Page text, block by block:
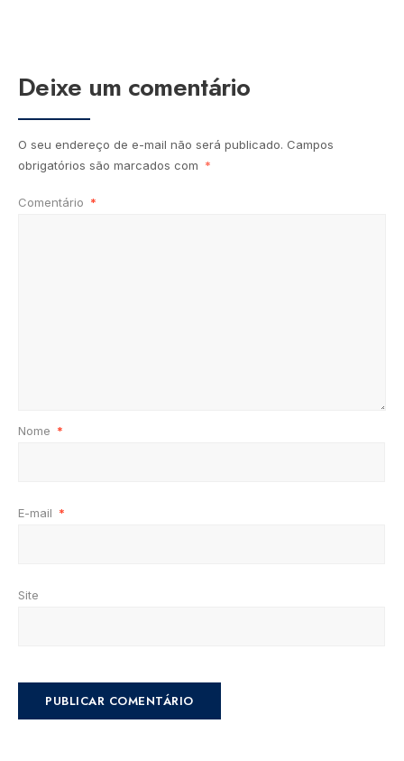
Deixe um comentário
O seu endereço de e-mail não será publicado. Campos
obrigatórios são marcados com *
Comentário *
Nome *
E-mail *
Site